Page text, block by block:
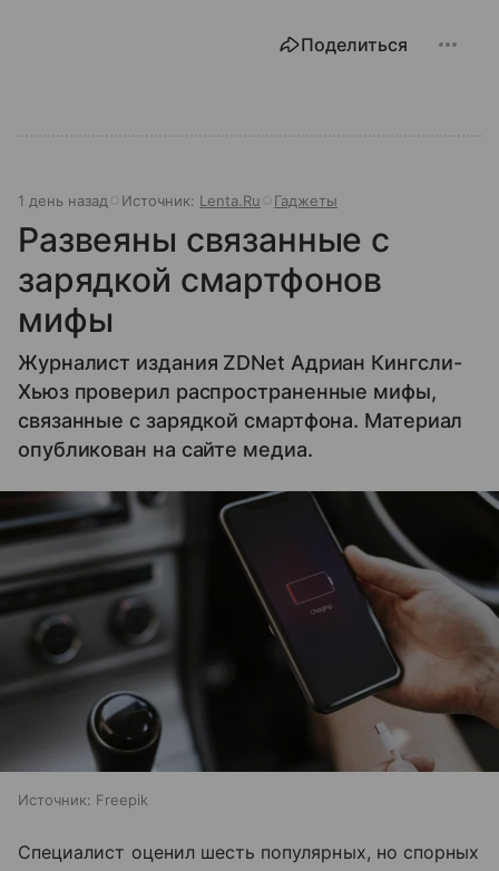
Поделиться
1 день назад Источник: Lenta.Ru Гаджеты
Развеяны связанные с
зарядкой смартфонов
мифы
Журналист издания ZDNet Адриан Кингсли-
Хьюз проверил распространенные мифы,
связанные с зарядкой смартфона. Материал
опубликован на сайте медиа.
Источник: Freepik
Специалист оценил шесть популярных, но спорных